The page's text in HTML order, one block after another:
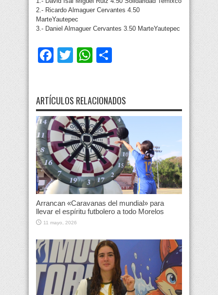
2.- Ricardo Almaguer Cervantes 4.50
MarteYautepec
3.- Daniel Almaguer Cervantes 3.50 MarteYautepec
Facebook
TwitterWhatsApp
ARTÍCULOS RELACIONADOS
Arrancan «Caravanas del mundial» para
llevar el espíritu futbolero a todo Morelos
11 mayo, 2026